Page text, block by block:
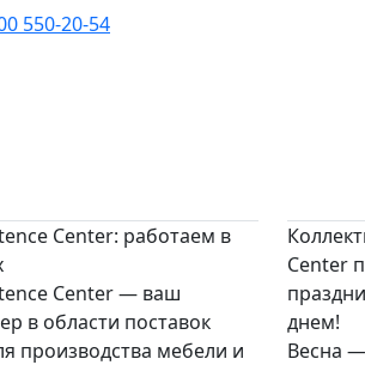
550-20-54
Center: работаем в
Center — ваш
в области поставок
производства мебели и
Center
днем!
Весна